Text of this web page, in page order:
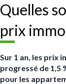
Quelles
prix
Sur 1 an, les prix
progressé de 1,5
pour les